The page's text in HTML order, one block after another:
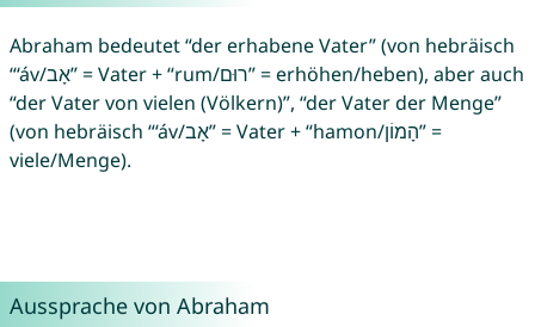
Abraham bedeutet “der erhabene Vater” (von hebräisch
“‘áv/אָב” = Vater + “rum/רוּם” = erhöhen/heben), aber auch
“der Vater von vielen (Völkern)”, “der Vater der Menge”
(von hebräisch “‘áv/אָב” = Vater + “hamon/הָמוֹן” =
viele/Menge).
Aussprache von Abraham